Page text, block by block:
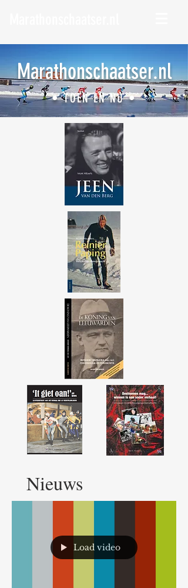
Marathonschaatser.nl
• TOEN EN NU •
Nieuws
Load video